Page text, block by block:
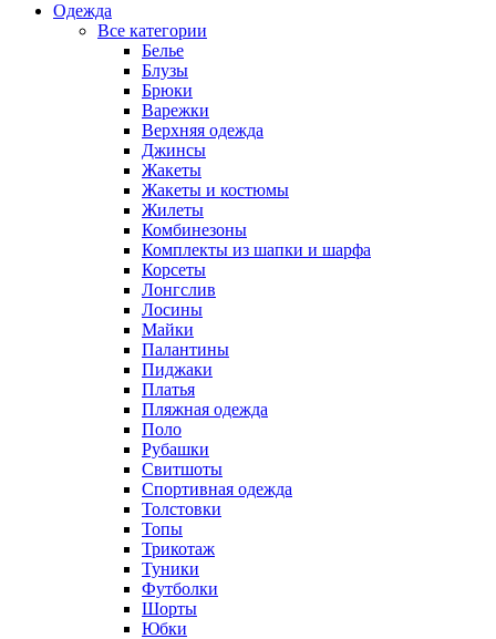
Одежда
Все категории
Белье
Блузы
Брюки
Варежки
Верхняя одежда
Джинсы
Жакеты
Жакеты и костюмы
Жилеты
Комбинезоны
Комплекты из шапки и шарфа
Корсеты
Лонгслив
Лосины
Майки
Палантины
Пиджаки
Платья
Пляжная одежда
Поло
Рубашки
Свитшоты
Спортивная одежда
Толстовки
Топы
Трикотаж
Туники
Футболки
Шорты
Юбки